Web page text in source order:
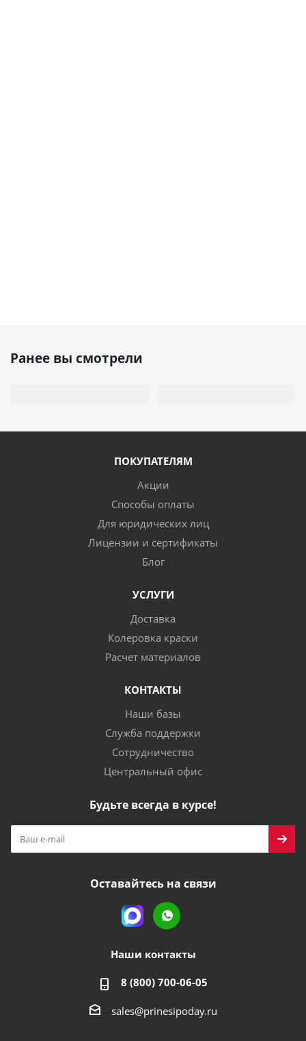
Ранее вы смотрели
ПОКУПАТЕЛЯМ
Акции
Способы оплаты
Для юридических лиц
Лицензии и сертификаты
Блог
УСЛУГИ
Доставка
Колеровка краски
Расчет материалов
КОНТАКТЫ
Наши базы
Служба поддержки
Сотрудничество
Центральный офис
Будьте всегда в курсе!
Оставайтесь на связи
Наши контакты
8 (800) 700-06-05
sales@prinesipoday.ru